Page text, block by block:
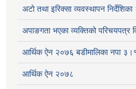
अटो तथा इरिक्सा व्यवस्थापन
अपाङगता भएका व्यक्तिको परिचयपत्र
आर्थिक ऐन २०७६ बडीमालिका नपा
आर्थिक ऐन २०७८